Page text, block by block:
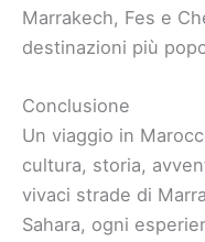
Marrakech, Fes e
destinazioni più
Conclusione
Un viaggio in
cultura, storia,
vivaci strade di
Sahara, ogni